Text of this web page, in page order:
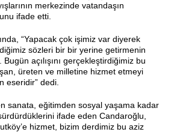
merkezinde vatandaşın
ifade etti.
“Yapacak çok işimiz var diyerek
sözleri bir bir yerine getirmenin
açılışını gerçekleştirdiğimiz bu
üreten ve milletine hizmet etmeyi
eseridir” dedi.
sanata, eğitimden sosyal yaşama kadar
ifade eden Candaroğlu,
hizmet, bizim derdimiz bu aziz